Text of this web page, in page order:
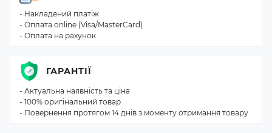
- Накладений платіж
- Оплата online (Visa/MasterCard)
- Оплата на рахунок
ГАРАНТІЇ
- Актуальна наявність та ціна
- 100% оригінальний товар
- Повернення протягом 14 днів з моменту отримання товару